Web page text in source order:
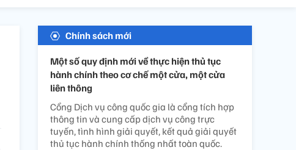
Chính sách mới
Một số quy định mới về thực hiện thủ tục
hành chính theo cơ chế một cửa, một cửa
liên thông
Cổng Dịch vụ công quốc gia là cổng tích hợp
thông tin và cung cấp dịch vụ công trực
tuyến, tình hình giải quyết, kết quả giải quyết
thủ tục hành chính thống nhất toàn quốc.